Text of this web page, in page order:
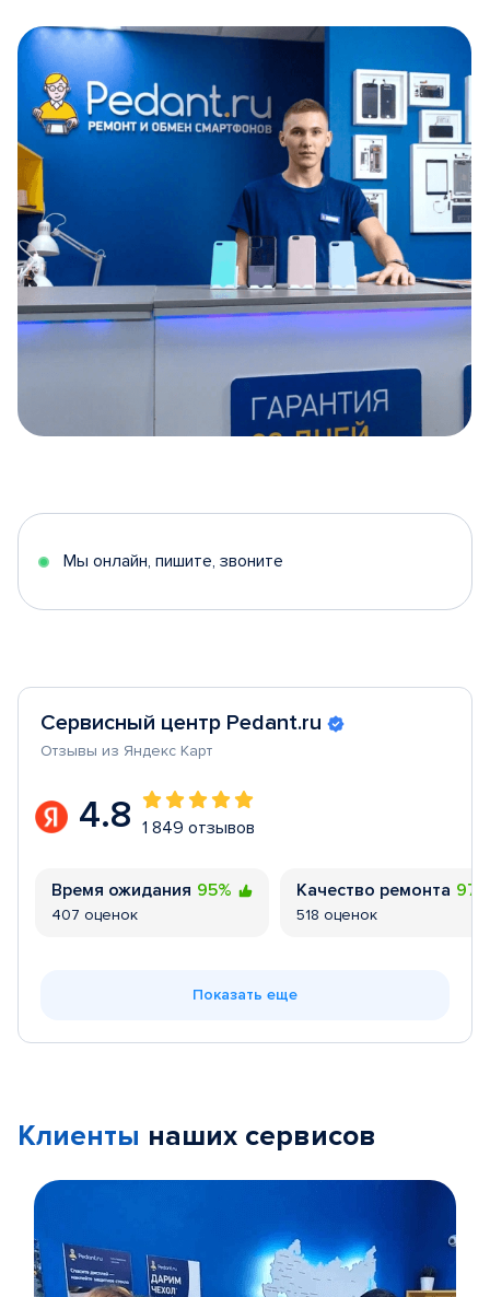
5
Мы онлайн, пишите, звоните
Сервисный центр Pedant.ru
Отзывы из Яндекс Карт
4.8 1 849 отзывов
Время ожидания 95%
407 оценок
Качество ремонта
518 оценок
Показать еще
Клиенты наших сервисов